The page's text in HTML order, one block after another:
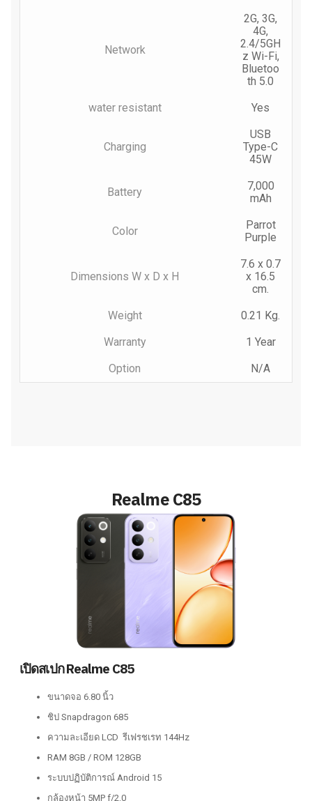
Network
2G, 3G,
4G,
2.4/5GH
z Wi-Fi,
Bluetoo
th 5.0
water resistant
Yes
Charging
USB
Type-C
45W
Battery
7,000
mAh
Color
Parrot
Purple
Dimensions W x D x H
7.6 x 0.7
x 16.5
cm.
Weight
0.21 Kg.
Warranty
1 Year
Option
N/A
Realme C85
เปิดสเปก Realme C85
ขนาดจอ 6.80 นิ้ว
ชิป Snapdragon 685
ความละเอียด LCD รีเฟรชเรท 144Hz
RAM 8GB / ROM 128GB
ระบบปฏิบัติการณ์ Android 15
กล้องหน้า 5MP f/2.0